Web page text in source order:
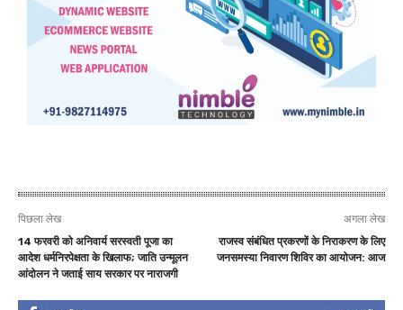
पिछला लेख
14 फरवरी को अनिवार्य सरस्वती पूजा का
आदेश धर्मनिरपेक्षता के खिलाफ; जाति उन्मूलन
आंदोलन ने जताई साय सरकार पर नाराजगी
अगला लेख
राजस्व संबंधित प्रकरणों के निराकरण के लिए
जनसमस्या निवारण शिविर का आयोजन: आज